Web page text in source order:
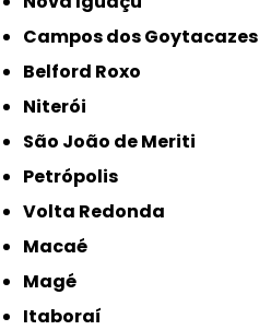
Campos dos Goytacazes
Belford Roxo
Niterói
São João de Meriti
Petrópolis
Volta Redonda
Macaé
Magé
Itaboraí